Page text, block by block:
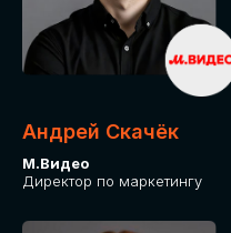
Андрей Скачёк
М.Видео
Директор по маркетингу